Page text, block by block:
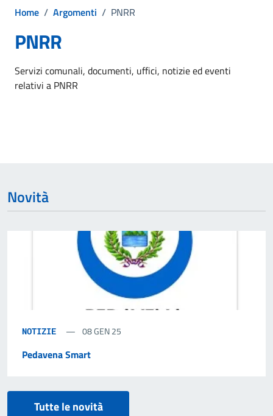
Home / Argomenti / PNRR
PNRR
Dettagli dell'argomento
Servizi comunali, documenti, uffici, notizie ed eventi
relativi a PNRR
Novità
NOTIZIE 08 GEN 25
Pedavena Smart
Tutte le novità